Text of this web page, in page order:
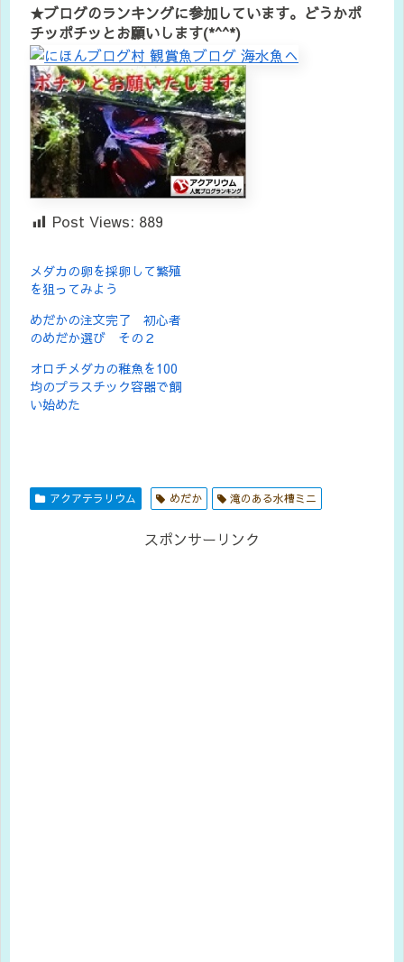
★ブログのランキングに参加しています。どうかポ
チッポチッとお願いします(*^^*)
Post Views: 889
メダカの卵を採卵して繁殖
を狙ってみよう
めだかの注文完了 初心者
のめだか選び その２
オロチメダカの稚魚を100
均のプラスチック容器で飼
い始めた
アクアテラリウム めだか 滝のある水槽ミニ
スポンサーリンク